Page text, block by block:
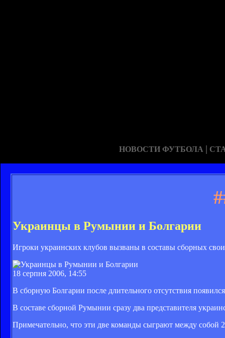
НОВОСТИ ФУТБОЛА |
Украинцы в Румынии и Болгарии
Игроки украинских клубов вызваны в составы сборных
18 серпня 2006, 14:55
В сборную Болгарии после длительного отсутствия
В составе сборной Румынии сразу два представителя
Примечательно, что эти две команды сыграют между собой 2